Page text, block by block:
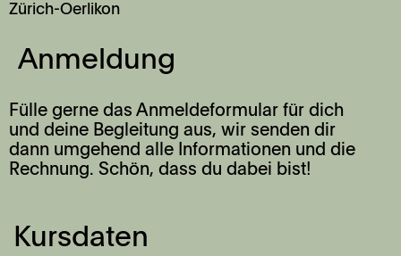
Zürich-Oerlikon
Anmeldung
Fülle gerne das Anmeldeformular für dich
und deine Begleitung aus, wir senden dir
dann umgehend alle Informationen und die
Rechnung. Schön, dass du dabei bist!
Kursdaten